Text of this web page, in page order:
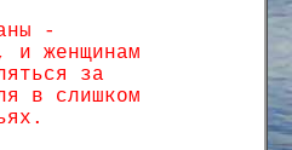
-
и женщинам
за
в слишком